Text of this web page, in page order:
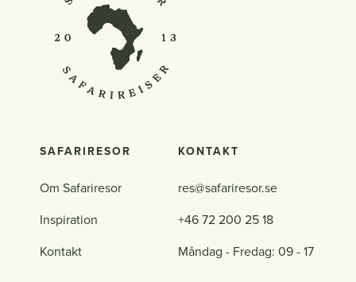
SAFARIRESOR
Om Safariresor
Inspiration
Kontakt
KONTAKT
res@safariresor.se
+46 72 200 25 18
Måndag - Fredag: 09 - 17